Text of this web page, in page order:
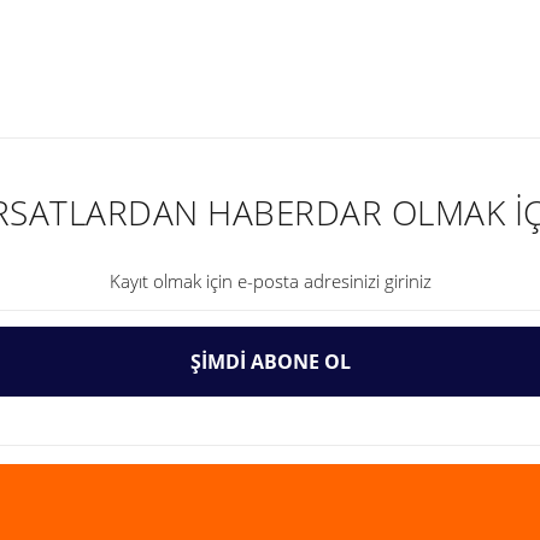
Gönder
HABERDAR OLMAK
ŞİMDİ ABONE OL